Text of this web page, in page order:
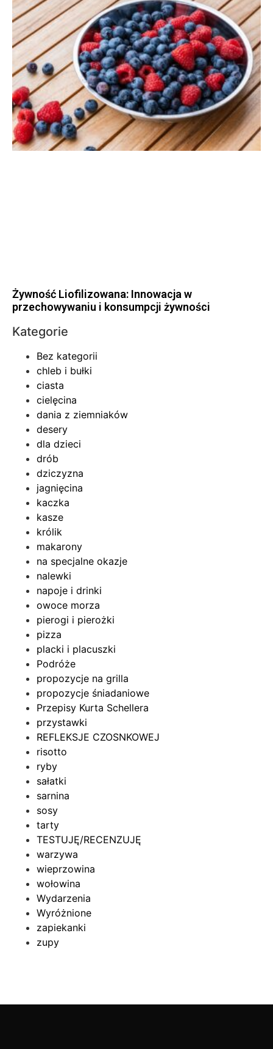
Żywność Liofilizowana: Innowacja w
przechowywaniu i konsumpcji żywności
Kategorie
Bez kategorii
chleb i bułki
ciasta
cielęcina
dania z ziemniaków
desery
dla dzieci
drób
dziczyzna
jagnięcina
kaczka
kasze
królik
makarony
na specjalne okazje
nalewki
napoje i drinki
owoce morza
pierogi i pierożki
pizza
placki i placuszki
Podróże
propozycje na grilla
propozycje śniadaniowe
Przepisy Kurta Schellera
przystawki
REFLEKSJE CZOSNKOWEJ
risotto
ryby
sałatki
sarnina
sosy
tarty
TESTUJĘ/RECENZUJĘ
warzywa
wieprzowina
wołowina
Wydarzenia
Wyróżnione
zapiekanki
zupy